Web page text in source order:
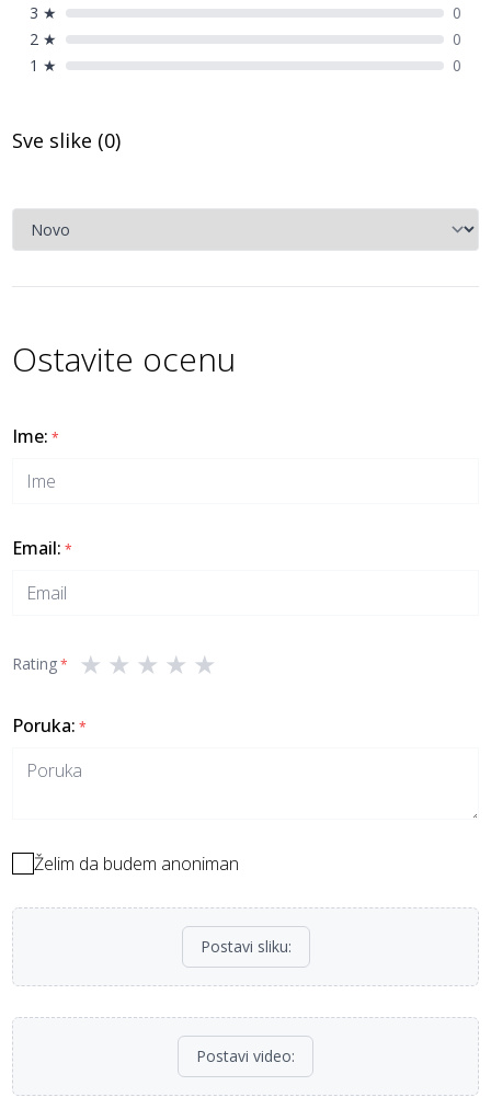
3 ★
0
2 ★
0
1 ★ 0
Sve slike (0)
Ostavite ocenu
Ime: *
Email: *
Rating* ★ ★ ★ ★ ★
Poruka: *
Želim da budem anoniman
Postavi sliku:
Postavi video: